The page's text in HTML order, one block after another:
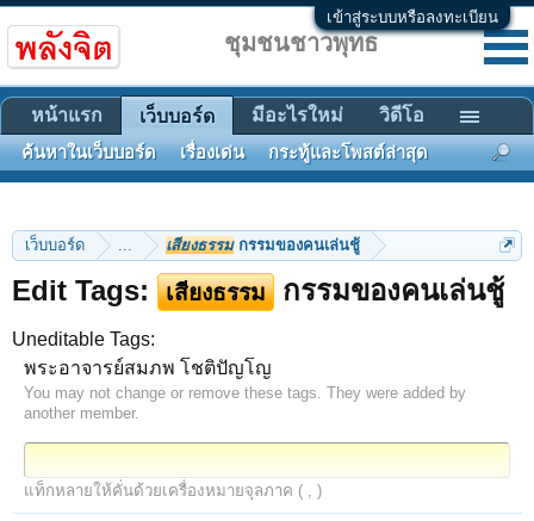
เข้าสู่ระบบหรือลงทะเบียน
เว็บบอร์ด ... เสียงธรรมกรรมของคนเล่นชู้
Edit Tags: เสียงธรรม กรรมของคนเล่นชู้
Uneditable Tags:
พระอาจารย์สมภพ โชติปัญโญ
You may not change or remove these tags. They were added by
another member.
แท็กหลายให้คั่นด้วยเครื่องหมายจุลภาค ( , )
ชุมชนชาวพุทธ
หน้าแรก เว็บบอร์ด
ค้นหาในเว็บบอร์ด เรื่องเด่น กระทู้และโพสต์ล่าสุด
มีอะไรใหม่ วิดีโอ